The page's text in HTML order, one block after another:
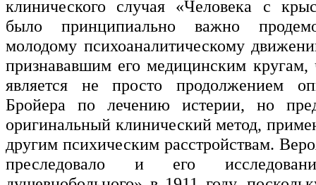
клинического случая «Человека с
было принципиально важно
молодому психоаналитическому
признававшим его медицинским кругам,
является не просто продолжением
Бройера по лечению истерии, но
оригинальный клинический метод,
другим психическим расстройствам.
преследовало и его